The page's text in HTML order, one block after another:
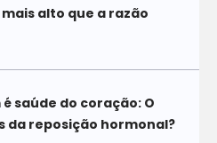
alto que a razão
saúde do coração: O
da reposição hormonal?